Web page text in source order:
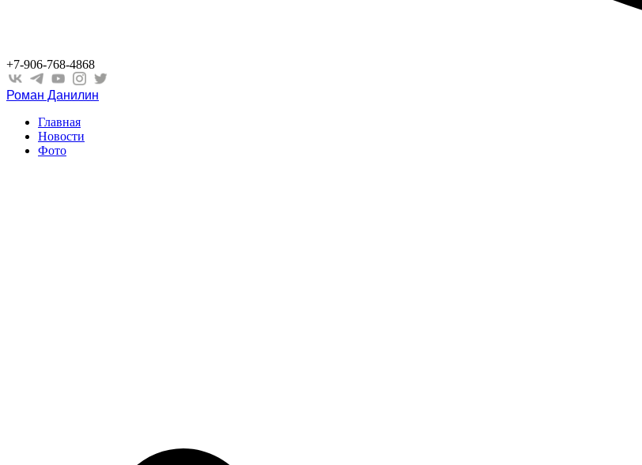
+7-906-768-4868
Роман Данилин
Главная
Новости
Фото